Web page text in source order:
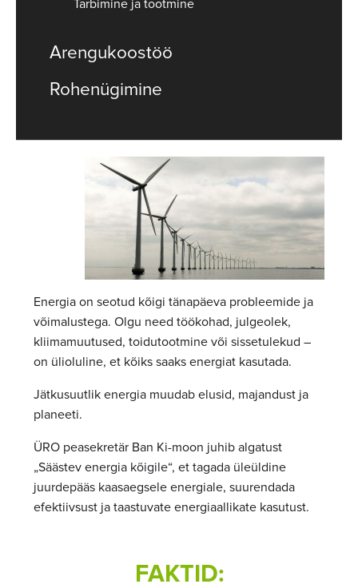
Tarbimine ja tootmine
Arengukoostöö
Rohenügimine
Energia on seotud kõigi tänapäeva probleemide ja
võimalustega. Olgu need töökohad, julgeolek,
kliimamuutused, toidutootmine või sissetulekud –
on ülioluline, et kõiks saaks energiat kasutada.
Jätkusuutlik energia muudab elusid, majandust ja
planeeti.
ÜRO peasekretär Ban Ki-moon juhib algatust
„Säästev energia kõigile“, et tagada üleüldine
juurdepääs kaasaegsele energiale, suurendada
efektiivsust ja taastuvate energiaallikate kasutust.
FAKTID: